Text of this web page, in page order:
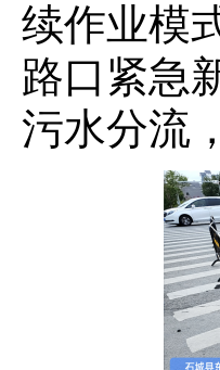
续作业模
路口紧急
污水分流